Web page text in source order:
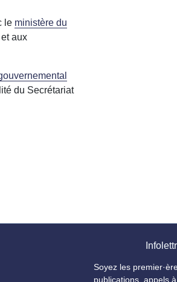
le ministère du
aux
du Secrétariat
Soyez les
publications, appels